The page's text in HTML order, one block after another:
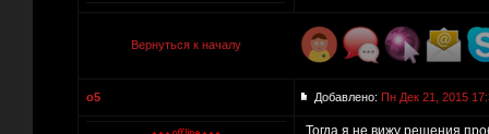
Вернуться к началу
o5 Добавлено: Пн Дек 21, 2015
Тогда я не вижу решения